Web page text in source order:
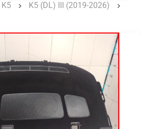
K5
K5 (DL) III (2019-2026)